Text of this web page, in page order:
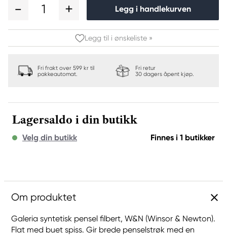
1 Legg i handlekurven
Legg til i ønskeliste »
Fri frakt over 599 kr til
pakkeautomat.
Fri retur
30 dagers åpent kjøp.
Lagersaldo i din butikk
Velg din butikk Finnes i 1 butikker
Om produktet
Galeria syntetisk pensel filbert, W&N (Winsor & Newton).
Flat med buet spiss. Gir brede penselstrøk med en